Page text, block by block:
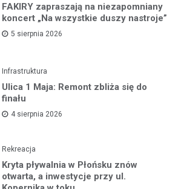
FAKIRY zapraszają na niezapomniany
koncert „Na wszystkie duszy nastroje”
5 sierpnia 2026
Infrastruktura
Ulica 1 Maja: Remont zbliża się do
finału
4 sierpnia 2026
Rekreacja
Kryta pływalnia w Płońsku znów
otwarta, a inwestycje przy ul.